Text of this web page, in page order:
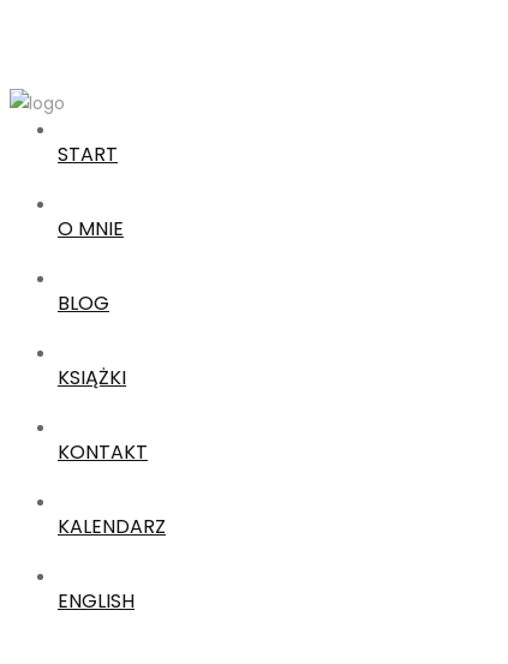
START
O MNIE
BLOG
KSIĄŻKI
KONTAKT
KALENDARZ
ENGLISH